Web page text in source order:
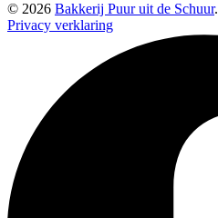
© 2026 Bakkerij Puur uit de Schuur.
Privacy verklaring